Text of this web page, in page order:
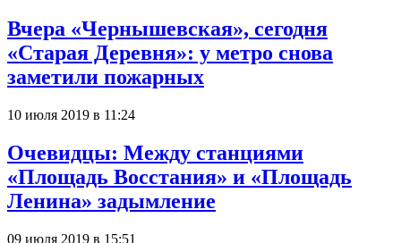
Вчера «Чернышевская», сегодня
«Старая Деревня»: у метро снова
заметили пожарных
10 июля 2019 в 11:24
Очевидцы: Между станциями
«Площадь Восстания» и «Площадь
Ленина» задымление
09 июля 2019 в 15:51